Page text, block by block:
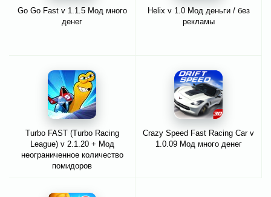
Go Go Fast v 1.1.5 Мод много
денег
Helix v 1.0 Мод деньги / без
рекламы
Turbo FAST (Turbo Racing
League) v 2.1.20 + Мод
неограниченное количество
помидоров
Crazy Speed Fast Racing Car v
1.0.09 Мод много денег